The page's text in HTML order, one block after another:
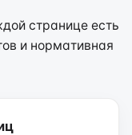
странице есть
и нормативная